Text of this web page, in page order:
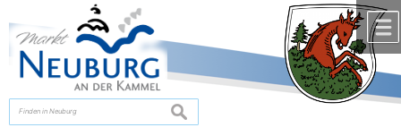
zur Navigationoder
springen.
suchen